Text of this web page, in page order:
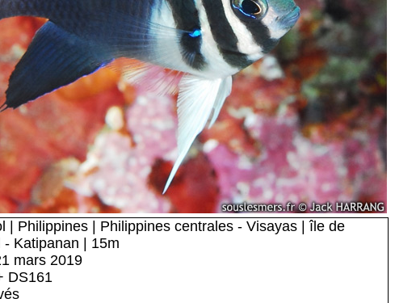
| Philippines | Philippines centrales - Visayas | île de
Katipanan | 15m
mars 2019
DS161